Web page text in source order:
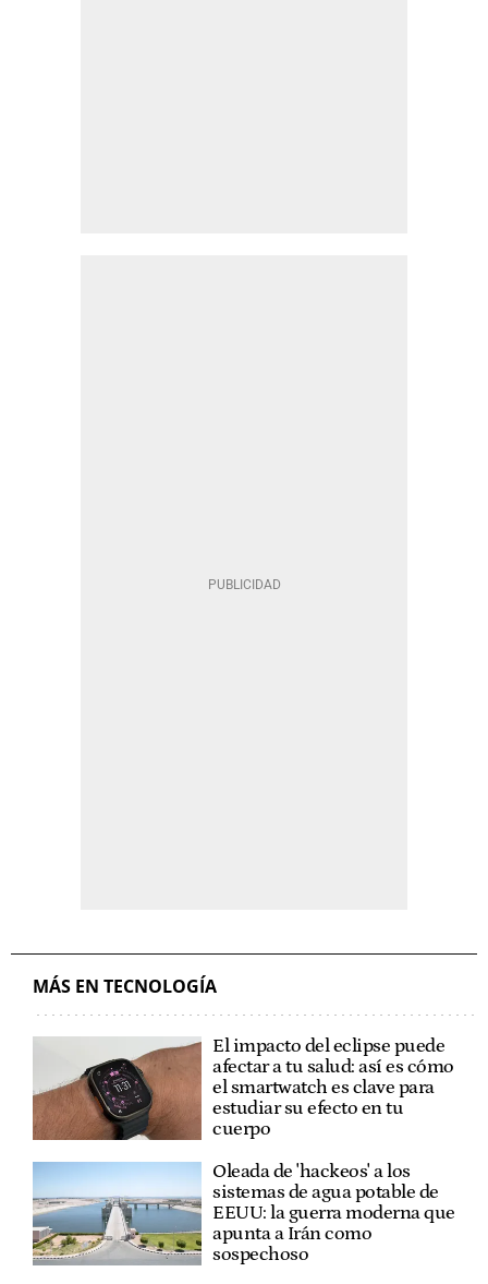
MÁS EN TECNOLOGÍA
El impacto del eclipse puede
afectar a tu salud: así es cómo
el smartwatch es clave para
estudiar su efecto en tu
cuerpo
Oleada de 'hackeos' a los
sistemas de agua potable de
EEUU: la guerra moderna que
apunta a Irán como
sospechoso